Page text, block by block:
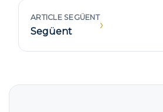
ARTICLE SEGÜENT
Següent ›